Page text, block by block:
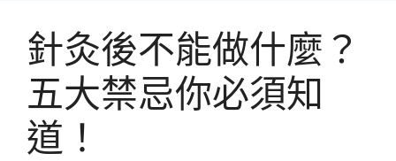
針灸後不能做什麼？
五大禁忌你必須知
道！